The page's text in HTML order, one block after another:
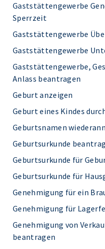
Gaststättengewerbe
Sperrzeit
Gaststättengewerbe
Gaststättengewerbe
Gaststättengewerbe,
Anlass beantragen
Geburt anzeigen
Geburt eines Kindes
Geburtsnamen
Geburtsurkunde
Geburtsurkunde für
Geburtsurkunde für
Genehmigung für ein
Genehmigung für
Genehmigung von
beantragen